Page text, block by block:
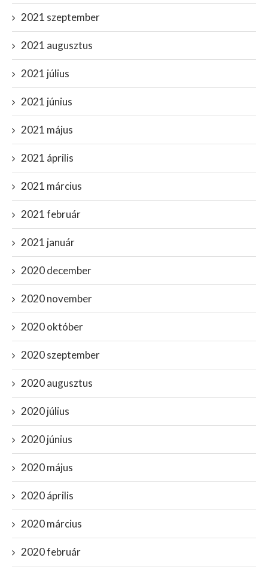
2021 szeptember
2021 augusztus
2021 július
2021 június
2021 május
2021 április
2021 március
2021 február
2021 január
2020 december
2020 november
2020 október
2020 szeptember
2020 augusztus
2020 július
2020 június
2020 május
2020 április
2020 március
2020 február